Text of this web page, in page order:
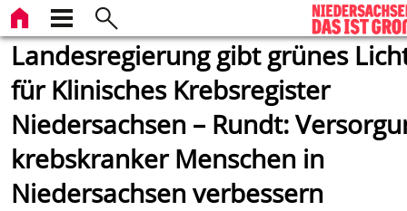
Landesregierung gibt grünes
für Klinisches Krebsregister
Niedersachsen – Rundt:
krebskranker Menschen in
Niedersachsen verbessern